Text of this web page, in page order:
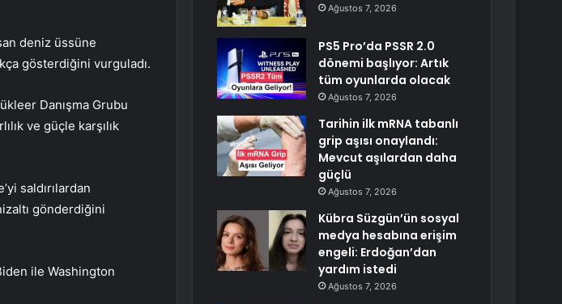
deniz üssüne
gösterdiğini vurguladı.
Danışma Grubu
ve güçle karşılık
saldırılardan
gönderdiğini
ile Washington
Ağustos 7, 2026
PS5 Pro’da PSSR 2.0
dönemi başlıyor: Artık
tüm oyunlarda olacak
Ağustos 7, 2026
Tarihin ilk mRNA tabanlı
grip aşısı onaylandı:
Mevcut aşılardan daha
güçlü
Ağustos 7, 2026
Kübra Süzgün’ün sosyal
medya hesabına erişim
engeli: Erdoğan’dan
yardım istedi
Ağustos 7, 2026